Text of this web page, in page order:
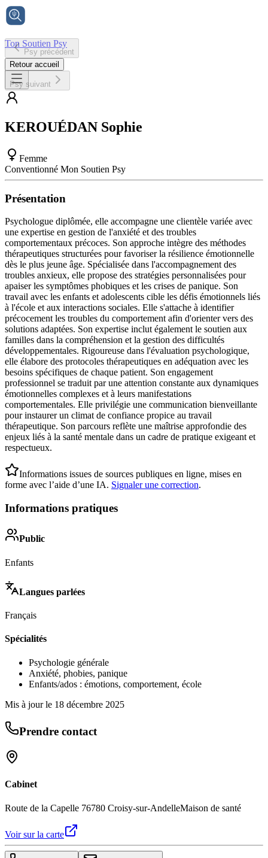
Ton Soutien Psy
Accueil
Psy précédent
Retour accueil
Psy suivant
KEROUÉDAN Sophie
Femme
Conventionné Mon Soutien Psy
Présentation
Psychologue diplômée, elle accompagne une clientèle variée avec
une expertise en gestion de l'anxiété et des troubles
comportementaux précoces. Son approche intègre des méthodes
thérapeutiques structurées pour favoriser la résilience émotionnelle
dès le plus jeune âge. Spécialisée dans l'accompagnement des
troubles anxieux, elle propose des stratégies personnalisées pour
apaiser les symptômes phobiques et les crises de panique. Son
travail avec les enfants et adolescents cible les défis émotionnels liés
à l'école et aux interactions sociales. Elle s'attache à identifier
précocement les troubles du comportement afin d'orienter vers des
solutions adaptées. Son expertise inclut également le soutien aux
familles dans la compréhension et la gestion des difficultés
développementales. Rigoureuse dans l'évaluation psychologique,
elle élabore des protocoles thérapeutiques en adéquation avec les
besoins spécifiques de chaque patient. Son engagement
professionnel se traduit par une attention constante aux dynamiques
émotionnelles complexes et à leurs manifestations
comportementales. Elle privilégie une communication bienveillante
pour instaurer un climat de confiance propice au travail
thérapeutique. Son parcours reflète une maîtrise approfondie des
enjeux liés à la santé mentale dans un cadre de pratique exigeant et
respectueux.
Informations issues de sources publiques en ligne, mises en
forme avec l’aide d’une IA. Signaler une correction.
Informations pratiques
Public
Enfants
Langues parlées
Français
Spécialités
Psychologie générale
Anxiété, phobies, panique
Enfants/ados : émotions, comportement, école
Mis à jour le 18 décembre 2025
Prendre contact
Cabinet
Route de la Capelle 76780 Croisy-sur-AndelleMaison de santé
Voir sur la carte